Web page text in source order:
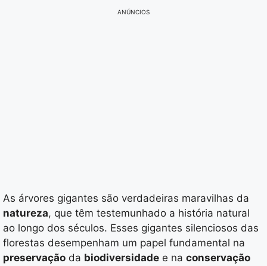
ANÚNCIOS
As árvores gigantes são verdadeiras maravilhas da
natureza, que têm testemunhado a história natural
ao longo dos séculos. Esses gigantes silenciosos das
florestas desempenham um papel fundamental na
preservação da biodiversidade e na conservação